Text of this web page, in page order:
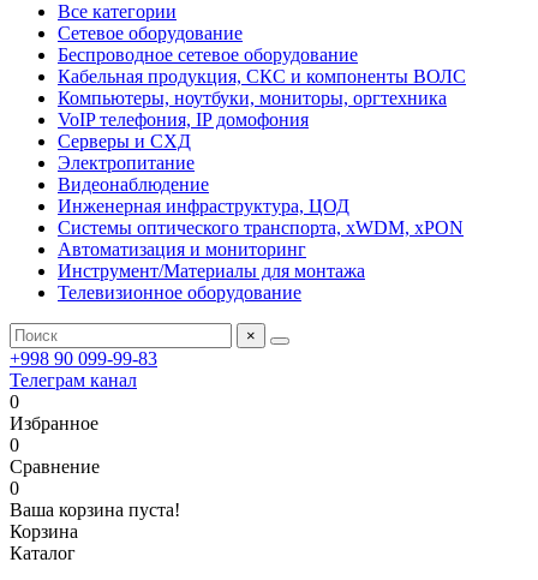
Все категории
Сетевое оборудование
Беспроводное сетевое оборудование
Кабельная продукция, СКС и компоненты ВОЛС
Компьютеры, ноутбуки, мониторы, оргтехника
VoIP телефония, IP домофония
Серверы и СХД
Электропитание
Видеонаблюдение
Инженерная инфраструктура, ЦОД
Системы оптического транспорта, xWDM, xPON
Автоматизация и мониторинг
Инструмент/Материалы для монтажа
Телевизионное оборудование
×
+998 90 099-99-83
Телеграм канал
0
Избранное
0
Сравнение
0
Ваша корзина пуста!
Корзина
Каталог